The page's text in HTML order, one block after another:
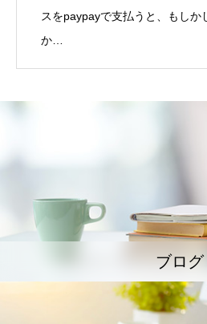
スをpaypayで支払うと、もしか
か…
ブログ